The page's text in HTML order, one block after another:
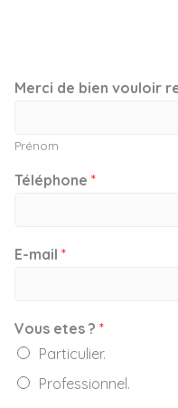
Merci de bien vouloir
Prénom
Téléphone *
E-mail *
Vous etes ? *
Particulier.
Professionnel.